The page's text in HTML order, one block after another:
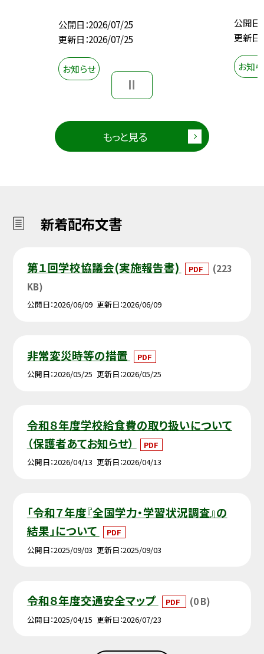
公開日 2026/07/25
更新日 2026/07/25
お知らせ
公開日
更新日
お知
もっと見る
新着配布文書
第１回学校協議会(実施報告書) PDF
(223
KB)
公開日 2026/06/09 更新日 2026/06/09
非常変災時等の措置
PDF
公開日 2026/05/25 更新日 2026/05/25
令和８年度学校給食費の取り扱いについて
（保護者あてお知らせ）
PDF
公開日 2026/04/13 更新日 2026/04/13
「令和７年度『全国学力・学習状況調査』の
結果」について
PDF
公開日 2025/09/03 更新日 2025/09/03
令和８年度交通安全マップ PDF (0 B)
公開日 2025/04/15 更新日 2026/07/23